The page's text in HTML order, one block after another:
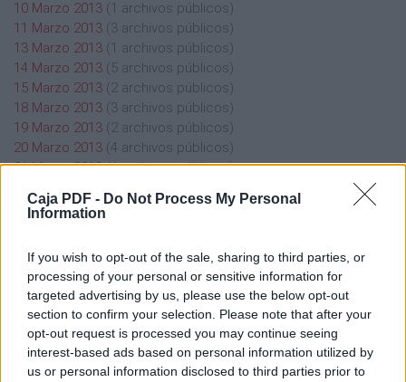
Caja PDF - Do Not Process My Personal
Information
If you wish to opt-out of the sale, sharing to third parties, or
processing of your personal or sensitive information for
targeted advertising by us, please use the below opt-out
section to confirm your selection. Please note that after your
opt-out request is processed you may continue seeing
interest-based ads based on personal information utilized by
us or personal information disclosed to third parties prior to
10 Marzo 2013 (1 archivos públicos)
11 Marzo 2013 (3 archivos públicos)
13 Marzo 2013 (1 archivos públicos)
14 Marzo 2013 (5 archivos públicos)
15 Marzo 2013 (2 archivos públicos)
18 Marzo 2013 (3 archivos públicos)
19 Marzo 2013 (2 archivos públicos)
20 Marzo 2013 (4 archivos públicos)
21 Marzo 2013(4 archivos públicos)
24 Marzo 2013(1 archivos públicos)
Caja PDF